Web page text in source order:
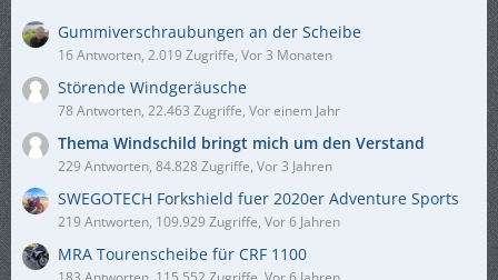
Gummiverschraubungen an der Scheibe
16 Antworten, 2.019 Zugriffe, Vor 3 Monaten
Störende Windgeräusche
78 Antworten, 22.463 Zugriffe, Vor einem Jahr
Thema Windschild bringt mich um den Verstand
229 Antworten, 84.828 Zugriffe, Vor 3 Jahren
SWEGOTECH Forkshield fuer 2020er Adventure Sports
219 Antworten, 109.929 Zugriffe, Vor 6 Jahren
MRA Tourenscheibe für CRF 1100